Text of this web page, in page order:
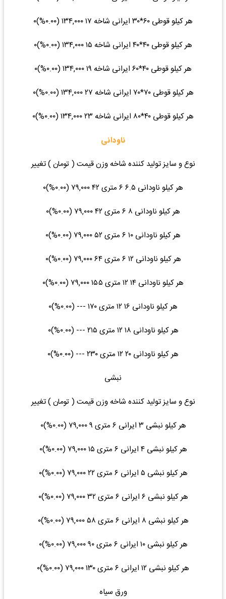
هر کیلو قوطی ۶۰*۳۰ ایرانی شاخه ۱۷ ۱۳۴,۰۰۰ (۰.۰۰%)۰
هر کیلو قوطی ۴۰*۴۰ ایرانی شاخه ۱۵ ۱۳۴,۰۰۰ (۰.۰۰%)۰
هر کیلو قوطی ۴۰*۶۰ ایرانی شاخه ۱۹ ۱۳۴,۰۰۰ (۰.۰۰%)۰
هر کیلو قوطی ۷۰*۷۰ ایرانی شاخه ۲۷ ۱۳۴,۰۰۰ (۰.۰۰%)۰
هر کیلو قوطی ۴۰*۸۰ ایرانی شاخه ۲۳ ۱۳۴,۰۰۰ (۰.۰۰%)۰
ناودانی
نوع و سایز تولید کننده شاخه وزن قیمت ( تومان ) تغییر
هر کیلو ناودانی ۶.۵ ۶ متری ۴۲ ۷۹,۰۰۰ (۰.۰۰%)۰
هر کیلو ناودانی ۸ ۶ متری ۴۲ ۷۹,۰۰۰ (۰.۰۰%)۰
هر کیلو ناودانی ۱۰ ۶ متری ۵۲ ۷۹,۰۰۰ (۰.۰۰%)۰
هر کیلو ناودانی ۱۲ ۶ متری ۶۴ ۷۹,۰۰۰ (۰.۰۰%)۰
هر کیلو ناودانی ۱۴ ۱۲ متری ۱۵۵ ۷۹,۰۰۰ (۰.۰۰%)۰
هر کیلو ناودانی ۱۶ ۱۲ متری ۱۷۰ --- (۰.۰۰%)۰
هر کیلو ناودانی ۱۸ ۱۲ متری ۲۱۵ --- (۰.۰۰%)۰
هر کیلو ناودانی ۲۰ ۱۲ متری ۲۳۰ --- (۰.۰۰%)۰
نبشی
نوع و سایز تولید کننده شاخه وزن قیمت ( تومان ) تغییر
هر کیلو نبشی ۳ ایرانی ۶ متری ۹ ۷۹,۰۰۰ (۰.۰۰%)۰
هر کیلو نبشی ۴ ایرانی ۶ متری ۱۵ ۷۹,۰۰۰ (۰.۰۰%)۰
هر کیلو نبشی ۵ ایرانی ۶ متری ۲۲ ۷۹,۰۰۰ (۰.۰۰%)۰
هر کیلو نبشی ۶ ایرانی ۶ متری ۳۲ ۷۹,۰۰۰ (۰.۰۰%)۰
هر کیلو نبشی ۸ ایرانی ۶ متری ۵۸ ۷۹,۰۰۰ (۰.۰۰%)۰
هر کیلو نبشی ۱۰ ایرانی ۶ متری ۹۰ ۷۹,۰۰۰ (۰.۰۰%)۰
هر کیلو نبشی ۱۲ ایرانی ۶ متری ۱۳۰ ۷۹,۰۰۰ (۰.۰۰%)۰
ورق سیاه